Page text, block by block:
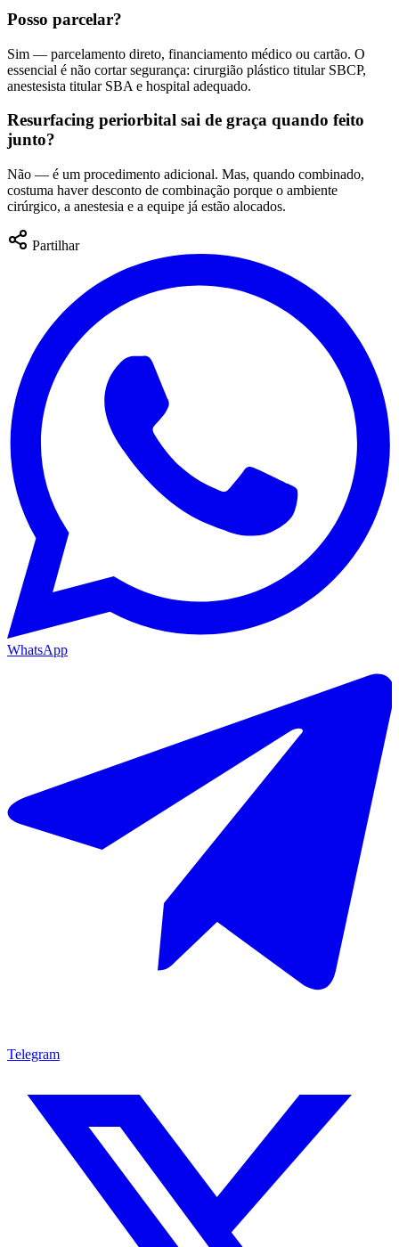
Posso parcelar?
Sim — parcelamento direto, financiamento médico ou cartão. O
essencial é não cortar segurança: cirurgião plástico titular SBCP,
anestesista titular SBA e hospital adequado.
Resurfacing periorbital sai de graça quando feito
junto?
Não — é um procedimento adicional. Mas, quando combinado,
costuma haver desconto de combinação porque o ambiente
cirúrgico, a anestesia e a equipe já estão alocados.
Partilhar
WhatsApp
Telegram